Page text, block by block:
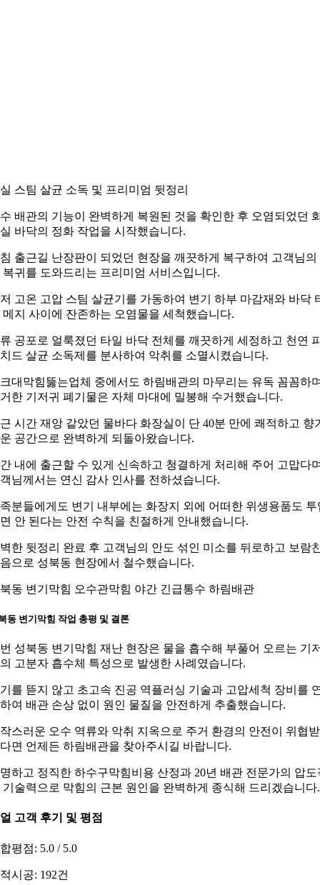
스팀 살균 소독 및 프리미엄 뒷정리
배관의 기능이 완벽하게 복원된 것을 확인한 후 오염되었던
바닥의 정화 작업을 시작했습니다.
출근길 난장판이 되었던 현장을 깨끗하게 복구하여 고객님의
복귀를 도와드리는 프리미엄 서비스입니다.
고온 고압 스팀 살균기를 가동하여 변기 하부 마감재와 바닥
메지 사이에 잔존하는 오염물을 세척했습니다.
공포로 얼룩졌던 타일 바닥 전체를 깨끗하게 세정하고 천연
드 살균 소독제를 분사하여 악취를 소멸시켰습니다.
대막힘뚫는업체 중에서도 하림배관의 마무리는 유독 꼼꼼하
한 기저귀 폐기물은 자체 마대에 밀봉해 수거했습니다.
시간 재앙 같았던 물바다 화장실이 단 40분 만에 쾌적하고 향
공간으로 완벽하게 되돌아왔습니다.
내에 출근할 수 있게 신속하고 청결하게 처리해 주어 고맙다
님께서는 연신 감사 인사를 전하셨습니다.
분들에게도 변기 내부에는 화장지 외에 어떠한 위생용품도 투
안 된다는 안전 수칙을 친절하게 안내했습니다.
한 뒷정리 완료 후 고객님의 안도 섞인 미소를 뒤로하고 보람
으로 성북동 현장에서 철수했습니다.
동 변기막힘 오수관막힘 야간 긴급통수 하림배관
동 변기막힘 작업 총평 및 결론
성북동 변기막힘 재난 현장은 물을 흡수해 부풀어 오르는 기
고분자 흡수체 특성으로 발생한 사례였습니다.
를 뜯지 않고 초고속 진공 역플러싱 기술과 고압세척 장비를
여 배관 손상 없이 원인 물질을 안전하게 추출했습니다.
스러운 오수 역류와 악취 지옥으로 주거 환경의 안전이 위협
면 언제든 하림배관을 찾아주시길 바랍니다.
하고 정직한 하수구막힘비용 산정과 20년 배관 전문가의 압도
기술력으로 막힘의 근본 원인을 완벽하게 종식해 드리겠습니다.
고객 후기 및 평점
평점: 5.0 / 5.0
시공: 192건